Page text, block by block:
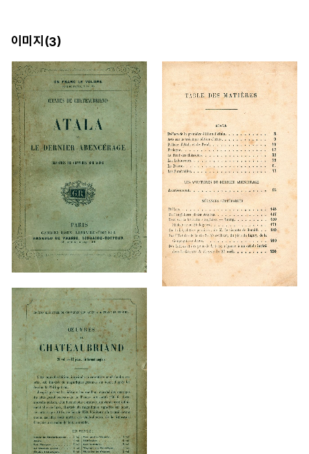
이미지(3)